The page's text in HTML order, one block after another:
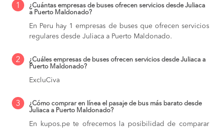
1
¿Cuántas empresas de buses ofrecen servicios desde Juliaca
a Puerto Maldonado?
En Peru hay 1 empresas de buses que ofrecen servicios
regulares desde Juliaca a Puerto Maldonado.
2
¿Cuáles empresas de buses ofrecen servicios desde Juliaca a
Puerto Maldonado?
ExcluCiva
3
¿Cómo comprar en línea el pasaje de bus más barato desde
Juliaca a Puerto Maldonado?
En kupos.pe te ofrecemos la posibilidad de comparar